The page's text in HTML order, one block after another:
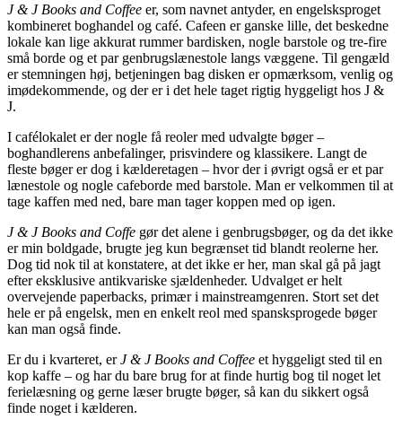
J & J Books and Coffee er, som navnet antyder, en engelsksproget
kombineret boghandel og café. Cafeen er ganske lille, det beskedne
lokale kan lige akkurat rummer bardisken, nogle barstole og tre-fire
små borde og et par genbrugslænestole langs væggene. Til gengæld
er stemningen høj, betjeningen bag disken er opmærksom, venlig og
imødekommende, og der er i det hele taget rigtig hyggeligt hos J &
J.
I cafélokalet er der nogle få reoler med udvalgte bøger –
boghandlerens anbefalinger, prisvindere og klassikere. Langt de
fleste bøger er dog i kælderetagen – hvor der i øvrigt også er et par
lænestole og nogle cafeborde med barstole. Man er velkommen til at
tage kaffen med ned, bare man tager koppen med op igen.
J & J Books and Coffe gør det alene i genbrugsbøger, og da det ikke
er min boldgade, brugte jeg kun begrænset tid blandt reolerne her.
Dog tid nok til at konstatere, at det ikke er her, man skal gå på jagt
efter eksklusive antikvariske sjældenheder. Udvalget er helt
overvejende paperbacks, primær i mainstreamgenren. Stort set det
hele er på engelsk, men en enkelt reol med spansksprogede bøger
kan man også finde.
Er du i kvarteret, erJ & J Books and Coffee et hyggeligt sted til en
kop kaffe – og har du bare brug for at finde hurtig bog til noget let
ferielæsning og gerne læser brugte bøger, så kan du sikkert også
finde noget i kælderen.